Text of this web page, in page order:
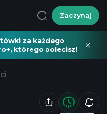
Zaczynaj
za każdego
którego polecisz!